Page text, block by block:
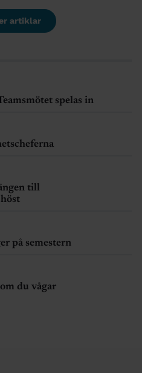
artiklar
spelas in
till
på semestern
du vågar